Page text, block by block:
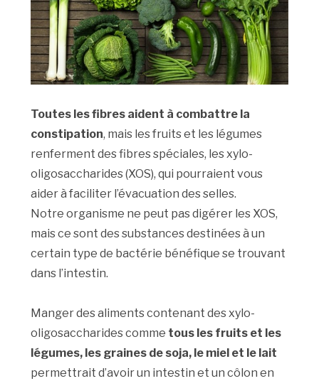
Toutes les fibres aident à combattre la
constipation, mais les fruits et les légumes
renferment des fibres spéciales, les xylo-
oligosaccharides (XOS), qui pourraient vous
aider à faciliter l’évacuation des selles.
Notre organisme ne peut pas digérer les XOS,
mais ce sont des substances destinées à un
certain type de bactérie bénéfique se trouvant
dans l’intestin.
Manger des aliments contenant des xylo-
oligosaccharides comme tous les fruits et les
légumes, les graines de soja, le miel et le lait
permettrait d’avoir un intestin et un côlon en